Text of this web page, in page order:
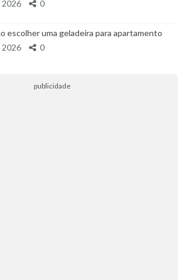
2026
0
escolher uma geladeira para apartamento
2026
0
publicidade